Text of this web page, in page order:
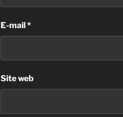
E-mail*
Site web